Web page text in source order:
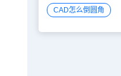
CAD怎么倒圆角